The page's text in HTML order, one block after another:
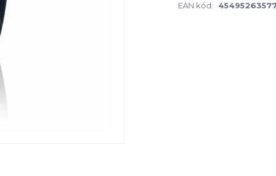
EAN kód: